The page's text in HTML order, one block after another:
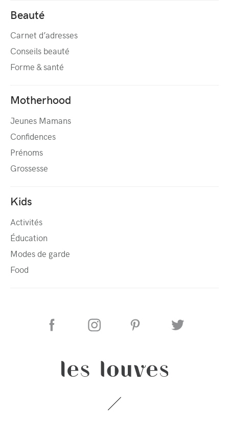
Beauté
Carnet d’adresses
Conseils beauté
Forme & santé
Motherhood
Jeunes Mamans
Confidences
Prénoms
Grossesse
Kids
Activités
Éducation
Modes de garde
Food